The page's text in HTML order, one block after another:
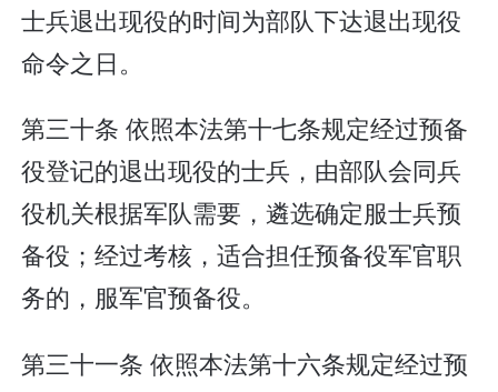
士兵退出现役的时间为部队下达退出现役
命令之日。
第三十条 依照本法第十七条规定经过预备
役登记的退出现役的士兵，由部队会同兵
役机关根据军队需要，遴选确定服士兵预
备役；经过考核，适合担任预备役军官职
务的，服军官预备役。
第三十一条 依照本法第十六条规定经过预